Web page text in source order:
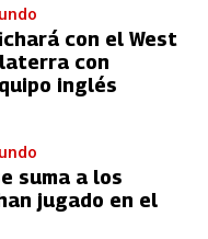
con el West
con
inglés
suma a los
jugado en el